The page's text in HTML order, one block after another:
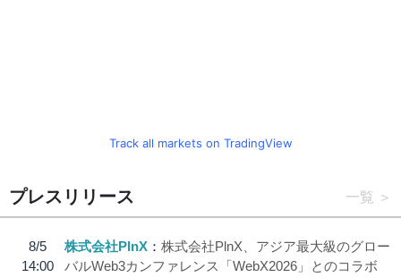
Track all markets on TradingView
プレスリリース 一覧
8/5
14:00
株式会社PlnX
株式会社PlnX、アジア最大級のグロー
バルWeb3カンファレンス「WebX2026」とのコラボ